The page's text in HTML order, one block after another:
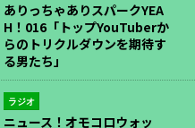
ありっちゃありスパークYEA
H！016「トップYouTuberか
らのトリクルダウンを期待す
る男たち」
ラジオ
ニュース！オモコロウォッ